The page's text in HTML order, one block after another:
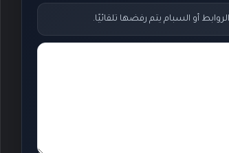
أو السبام يتم رفضها تلقائيًا.